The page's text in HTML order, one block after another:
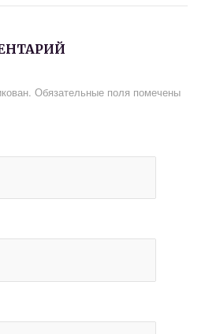
Обязательные поля помечены